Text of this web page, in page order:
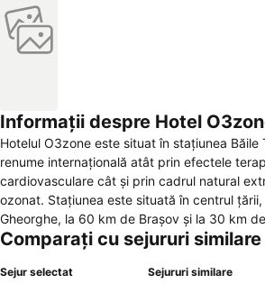
Informații despre Hotel
Hotelul O3zone este situat în stațiunea Băile
renume internațională atât prin efectele
cardiovasculare cât și prin cadrul natural
ozonat. Stațiunea este situată în centrul
Gheorghe, la 60 km de Brașov și la 30 km
versantul vestic al masivului vulcanic
munte. Hotelul O3zone, care s-a deschis pe baza conceptului de
Comparați cu sejururi similare
Sejur selectat Sejururi similare